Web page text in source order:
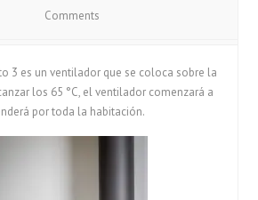
Comments
3 es un ventilador que se coloca sobre la
los 65 °C, el ventilador comenzará a
por toda la habitación.